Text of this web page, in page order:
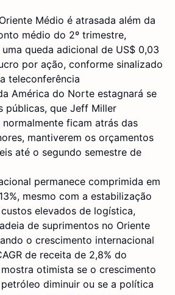
Médio é atrasada além da
médio do 2º trimestre,
queda adicional de US$ 0,03
por ação, conforme sinalizado
teleconferência
América do Norte estagnará se
públicas, que Jeff Miller
normalmente ficam atrás das
mantiverem os orçamentos
até o segundo semestre de
permanece comprimida em
mesmo com a estabilização
elevados de logística,
de suprimentos no Oriente
o crescimento internacional
de receita de 2,8% do
mostra otimista se o crescimento
diminuir ou se a política